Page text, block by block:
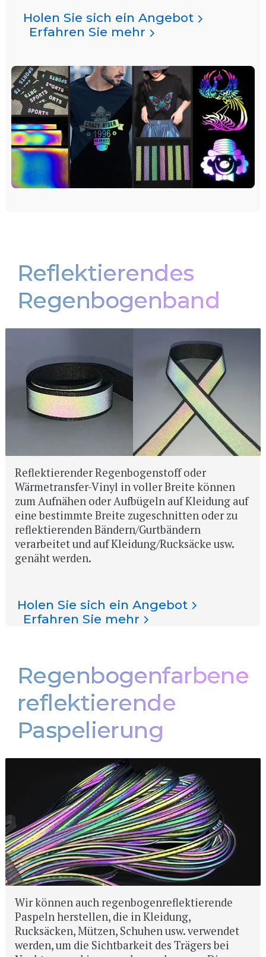
Holen Sie sich ein Angebot
Erfahren Sie mehr
Reflektierendes
Regenbogenband
Reflektierender Regenbogenstoff oder
Wärmetransfer-Vinyl in voller Breite können
zum Aufnähen oder Aufbügeln auf Kleidung auf
eine bestimmte Breite zugeschnitten oder zu
reflektierenden Bändern/Gurtbändern
verarbeitet und auf Kleidung/Rucksäcke usw.
genäht werden.
Holen Sie sich ein Angebot
Erfahren Sie mehr
Regenbogenfarbene
reflektierende
Paspelierung
Wir können auch regenbogenreflektierende
Paspeln herstellen, die in Kleidung,
Rucksäcken, Mützen, Schuhen usw. verwendet
werden, um die Sichtbarkeit des Trägers bei